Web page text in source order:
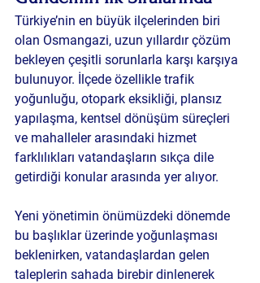
Türkiye’nin en büyük ilçelerinden biri
olan Osmangazi, uzun yıllardır çözüm
bekleyen çeşitli sorunlarla karşı karşıya
bulunuyor. İlçede özellikle trafik
yoğunluğu, otopark eksikliği, plansız
yapılaşma, kentsel dönüşüm süreçleri
ve mahalleler arasındaki hizmet
farklılıkları vatandaşların sıkça dile
getirdiği konular arasında yer alıyor.
Yeni yönetimin önümüzdeki dönemde
bu başlıklar üzerinde yoğunlaşması
beklenirken, vatandaşlardan gelen
taleplerin sahada birebir dinlenerek